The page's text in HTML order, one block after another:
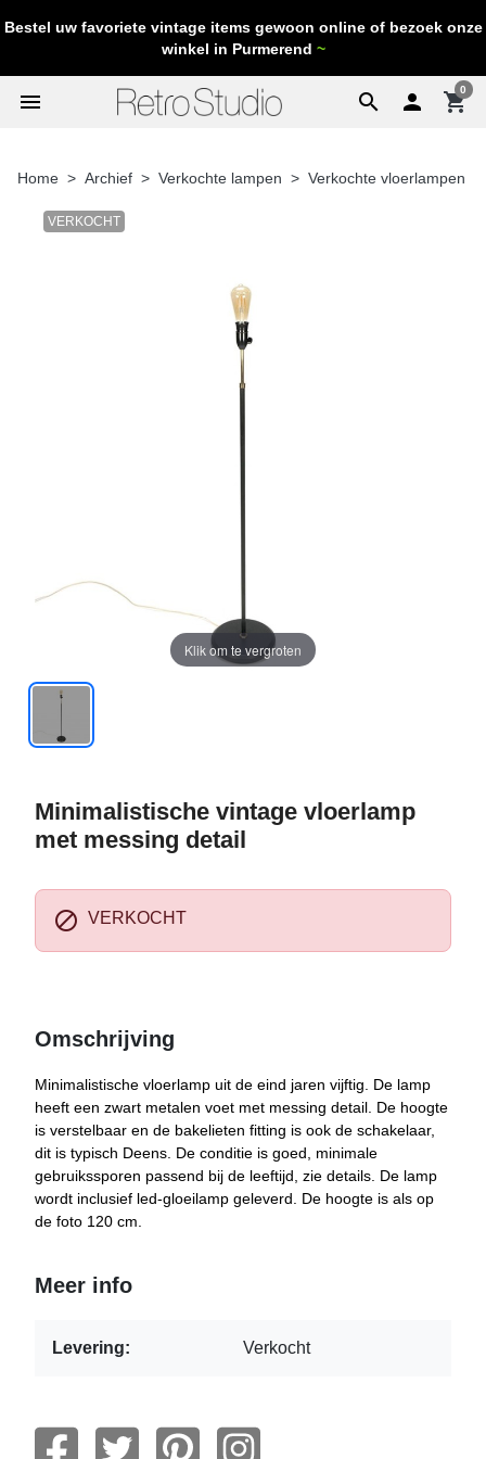
Bestel uw favoriete vintage items gewoon online of bezoek onze
winkel in Purmerend ~
search
menu  shopping_cart
0
Home Archief Verkochte lampen Verkochte vloerlampen
VERKOCHT
Klik om te vergroten
Minimalistische vintage vloerlamp
met messing detail
 VERKOCHT
Omschrijving
Minimalistische vloerlamp uit de eind jaren vijftig. De lamp
heeft een zwart metalen voet met messing detail. De hoogte
is verstelbaar en de bakelieten fitting is ook de schakelaar,
dit is typisch Deens. De conditie is goed, minimale
gebruikssporen passend bij de leeftijd, zie details. De lamp
wordt inclusief led-gloeilamp geleverd. De hoogte is als op
de foto 120 cm.
Meer info
Levering: Verkocht